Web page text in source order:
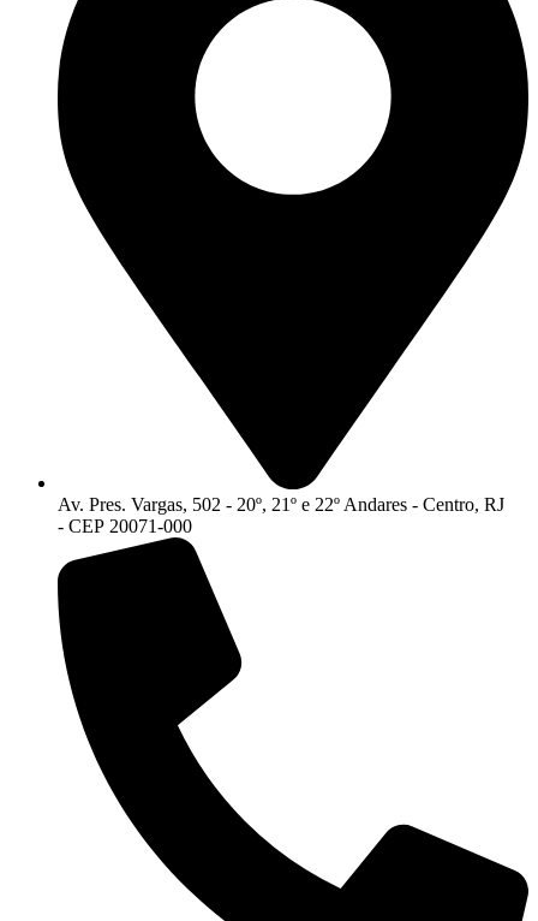
Av. Pres. Vargas, 502 - 20º, 21º e 22º Andares - Centro, RJ
- CEP 20071-000